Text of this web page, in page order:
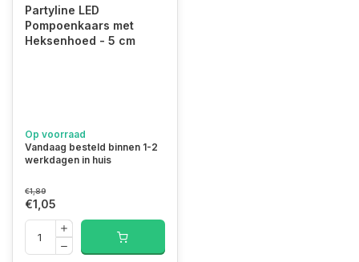
Partyline LED
Pompoenkaars met
Heksenhoed - 5 cm
Op voorraad
Vandaag besteld binnen 1-2
werkdagen in huis
€1,89
€1,05